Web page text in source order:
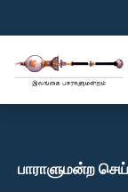
பாராளுமன்ற